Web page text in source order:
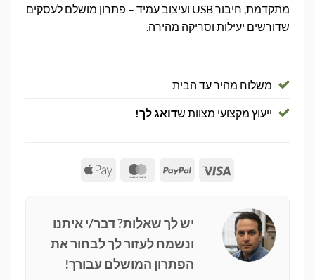
מתקדמת, חיבור USB ועיצוב עמיד – פתרון מושלם לעסקים
שדורשים יעילות וסריקה מהירה.
משלוח מהיר עד הבית
ייעוץ מקצועי מצוות שדואג לך!
Visa
PayPal
MasterCard
Apple
יש לך שאלות? דבר/י איתנו
ונשמח לעזור לך לבחור את
הפתרון המושלם עבורך!